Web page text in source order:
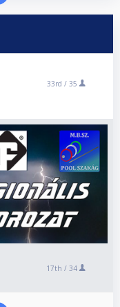
33rd / 35
17th / 34